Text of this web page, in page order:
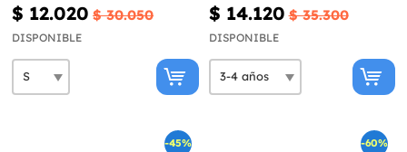
$ 12.020 $ 30.050
DISPONIBLE
$ 14.120 $ 35.300
DISPONIBLE
-45% -60%